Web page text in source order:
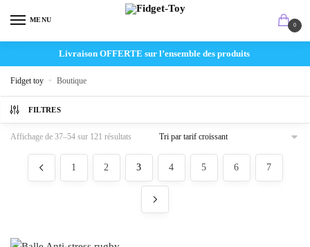
MENU
0
Livraison OFFERTE sur l’ensemble des produits
Fidget toy » Boutique
FILTRES
Affichage de 37–54 sur 121 résultats
1 2 3 4 5 6 7